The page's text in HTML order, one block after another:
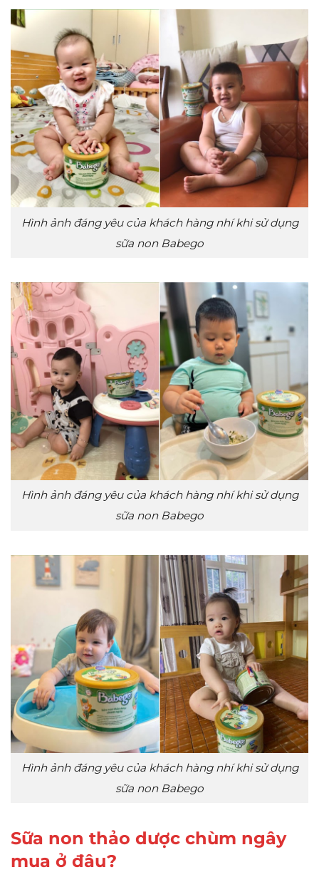
Hình ảnh đáng yêu của khách hàng nhí khi sử dụng
sữa non Babego
Hình ảnh đáng yêu của khách hàng nhí khi sử dụng
sữa non Babego
Hình ảnh đáng yêu của khách hàng nhí khi sử dụng
sữa non Babego
Sữa non thảo dược chùm ngây
mua ở đâu?